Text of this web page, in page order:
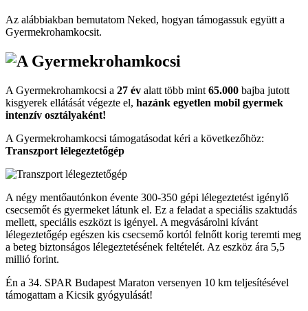
Az alábbiakban bemutatom Neked, hogyan támogassuk együtt a
Gyermekroham­kocsit.
A Gyermekrohamkocsi a 27 év alatt több mint 65.000 bajba jutott
kisgyerek ellátását végezte el, hazánk egyetlen mobil gyermek
intenzív osztályaként!
A Gyermekrohamkocsi támogatásodat kéri a következőhöz:
Transzport lélegeztetőgép
A négy mentőautónkon évente 300-350 gépi lélegeztetést igénylő
csecsemőt és gyermeket látunk el. Ez a feladat a speciális szaktudás
mellett, speciális eszközt is igényel. A megvásárolni kívánt
lélegeztetőgép egészen kis csecsemő kortól felnőtt korig teremti meg
a beteg biztonságos lélegeztetésének feltételét. Az eszköz ára 5,5
millió forint.
Én a 34. SPAR Budapest Maraton versenyen 10 km teljesítésével
támogattam a Kicsik gyógyulását!